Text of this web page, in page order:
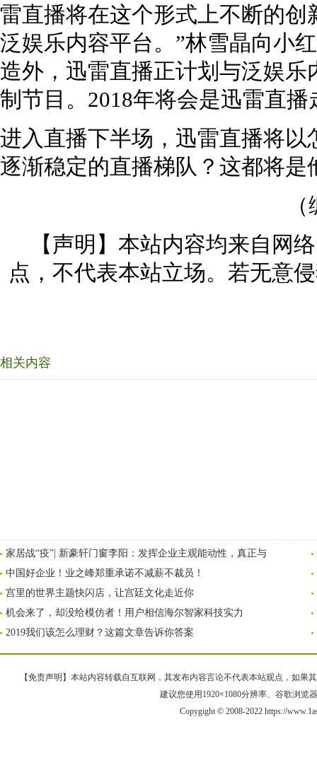
雷直播将在这个形式上不断的
泛娱乐内容平台。”林雪晶向小
造外，迅雷直播正计划与泛娱
制节目。2018年将会是迅雷直
进入直播下半场，迅雷直播将
逐渐稳定的直播梯队？这都将
【声明】本站内容均来自网
点，不代表本站立场。若无意
相关内容
家居战“疫”| 新豪轩门窗李阳：发挥企业主观能动性，真正与
中国好企业！业之峰郑重承诺不减薪不裁员！
宫里的世界主题快闪店，让宫廷文化走近你
机会来了，却没给模仿者！用户相信海尔智家科技实力
2019我们该怎么理财？这篇文章告诉你答案
【免责声明】本站内容转载自互联网，其发布内容言论不代表本站观点，如果
建议您使用1920×1080分辨率、谷歌浏览
Copygight © 2008-2022 https://